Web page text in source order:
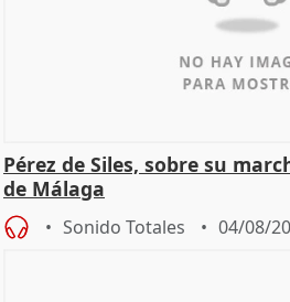
Pérez de Siles, sobre su
de Málaga
Sonido Totales 04/08/